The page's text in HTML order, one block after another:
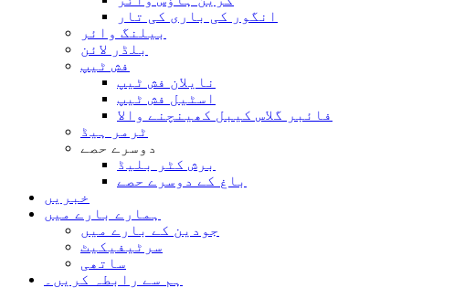
انگور کی باری کی تار
بیلنگ وائر
بلڈر لائن
فش ٹیپ
نایلان فش ٹیپ
اسٹیل فش ٹیپ
فائبر گلاس کیبل کھینچنے والا
ٹرمر ہیڈ
دوسرے حصے
برش کٹر بلیڈ
باغ کے دوسرے حصے
خبریں
ہمارے بارے میں
جودین کے بارے میں
سرٹیفیکیٹ
ساتھی
ہم سے رابطہ کریں۔